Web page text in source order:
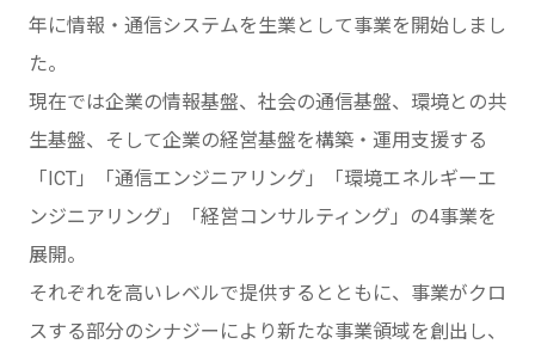
年に情報・通信システムを生業として事業を開始しまし
た。
現在では企業の情報基盤、社会の通信基盤、環境との共
生基盤、そして企業の経営基盤を構築・運用支援する
「ICT」「通信エンジニアリング」「環境エネルギーエ
ンジニアリング」「経営コンサルティング」の4事業を
展開。
それぞれを高いレベルで提供するとともに、事業がクロ
スする部分のシナジーにより新たな事業領域を創出し、